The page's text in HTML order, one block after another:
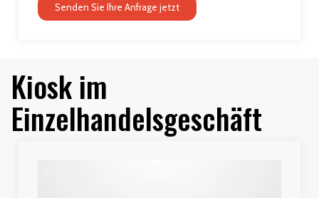
Senden Sie Ihre Anfrage jetzt
Kiosk im
Einzelhandelsgeschäft